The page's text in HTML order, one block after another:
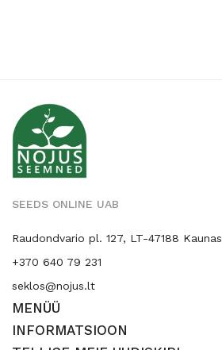
SEEDS ONLINE UAB
Raudondvario pl. 127, LT-47188 Kaunas
+370 640 79 231
seklos@nojus.lt
MENÜÜ
INFORMATSIOON